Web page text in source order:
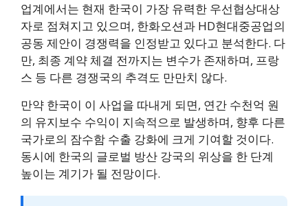
업계에서는 현재 한국이 가장 유력한 우선협상대상
자로 점쳐지고 있으며, 한화오션과 HD현대중공업의
공동 제안이 경쟁력을 인정받고 있다고 분석한다. 다
만, 최종 계약 체결 전까지는 변수가 존재하며, 프랑
스 등 다른 경쟁국의 추격도 만만치 않다.
만약 한국이 이 사업을 따내게 되면, 연간 수천억 원
의 유지보수 수익이 지속적으로 발생하며, 향후 다른
국가로의 잠수함 수출 강화에 크게 기여할 것이다.
동시에 한국의 글로벌 방산 강국의 위상을 한 단계
높이는 계기가 될 전망이다.